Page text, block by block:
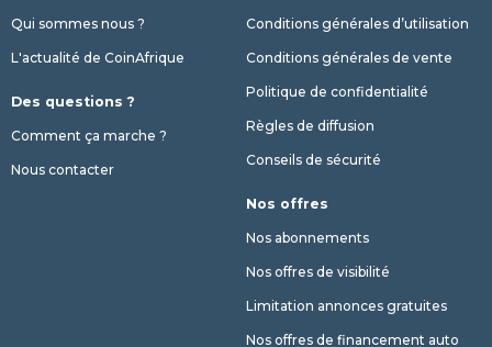
Qui sommes nous ?
L'actualité de CoinAfrique
Des questions ?
Comment ça marche ?
Nous contacter
Conditions générales d’utilisation
Conditions générales de vente
Politique de confidentialité
Règles de diffusion
Conseils de sécurité
Nos offres
Nos abonnements
Nos offres de visibilité
Limitation annonces gratuites
Nos offres de financement auto